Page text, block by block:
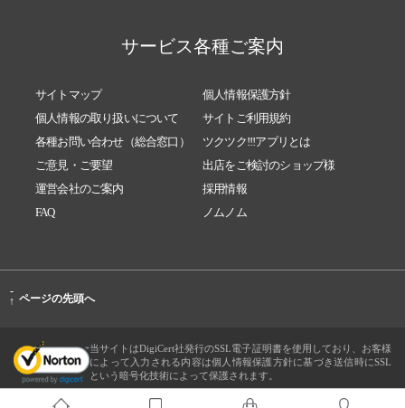
サービス各種ご案内
サイトマップ
個人情報保護方針
個人情報の取り扱いについて
サイトご利用規約
各種お問い合わせ（総合窓口）
ツクツク!!!アプリとは
ご意見・ご要望
出店をご検討のショップ様
運営会社のご案内
採用情報
FAQ
ノムノム
-
↑ ページの先頭へ
当サイトはDigiCert社発行のSSL電子証明書を使用しており、お客様
によって入力される内容は個人情報保護方針に基づき送信時にSSL
という暗号化技術によって保護されます。